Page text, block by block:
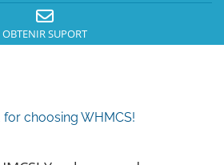
OBTENIR SUPORT
for choosing WHMCS!